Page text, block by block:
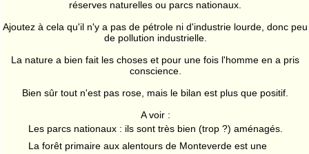
réserves naturelles ou parcs nationaux.
Ajoutez à cela qu'il n'y a pas de pétrole ni d'industrie lourde, donc peu
de pollution industrielle.
La nature a bien fait les choses et pour une fois l'homme en a pris
conscience.
Bien sûr tout n'est pas rose, mais le bilan est plus que positif.
A voir :
Les parcs nationaux : ils sont très bien (trop ?) aménagés.
La forêt primaire aux alentours de Monteverde est une